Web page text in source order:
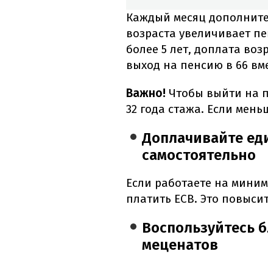
Каждый месяц
возраста увеличивает
более 5 лет, доплата
выход на пенсию в 66
Важно! Чтобы выйти на
32 года стажа. Если
Доплачивайте
самостоятельно
Если работаете на
платить ЕСВ. Это
Воспользуйтесь
меценатов